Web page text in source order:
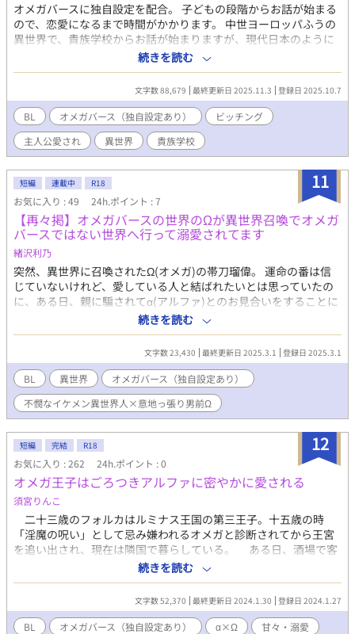
オメガバースに独自設定を配合。 子どもの段階からお話が始まる
ので、恋愛になるまで時間がかかります。 中世ヨーロッパふうの
異世界で、貴族学校からお話が始まりますが、現代日本のように
春に入学式があります。入学式の様子も、現代日本ふうです。左
に来賓、右に教員、生徒の後ろに父兄、的な。 あーる１８は保険
です。前半は恋愛っぽい要素まったくありませんし、あっても後
半、ちょっとだけです。 この作品の無断転載、無断使用、自作発
言を禁じます。フリー素材ではありません。
続きを読む
文字数 88,679 最終更新日 2025.11.3 登録日 2025.10.7
BL オメガバース（独自設定あり）
ビッチング
主人公愛され
異世界 貴族学校
11
短編 連載中 R18
お気に入り : 49 24h.ポイント : 7
【再々掲】オメガバースの世界のΩが異世界召喚でオメガ
バースではない世界へ行って溺愛されてます
緒沢利乃
突然、異世界に召喚されたΩ(オメガ)の帯刀瑠偉。 運命の番は信
じていないけれど、愛している人と結ばれたいとは思っていたの
に、ある日、親に騙されてα(アルファ)とのお見合いをすることに
なってしまう。 独身の俺を心配しているのはわかるけど、騙され
たことに腹を立てた俺は、無理矢理のお見合いに反発してホテル
の二階からダーイブ！ そして、神子召喚として異世界へこんにち
は。 ここは女性が極端に少ない世界。妊娠できる女性が貴ばれる
世界。 およそ百年に一人、鷹の痣を体に持つ選ばれた男を聖痕者
とし、その者が世界の中心の聖地にて祈ると伴侶が現れるという
神子召喚。そのチャンスは一年に一度、生涯で四回のみ。 今代の
聖痕者は西国の王太子、最後のチャンス四回目の祈りで見事召喚
に成功したのだが……俺？ 「……今代の神子は……男性です」 神
子召喚された神子は聖痕者の伴侶になり、聖痕者の住む国を繁栄
に導くと言われているが……。 でも、俺、男……。 Ωなので妊娠
できるんだけどなー、と思ったけど黙っておこう。 望んで来た世
界じゃないのに、聖痕者の異母弟はムカつくし、聖痕者の元婚約
者は意地悪だし、そんでもって聖痕者は溺愛してくるって、なん
なんだーっ。 αとのお見合いが嫌で逃げた異世界で、なんだが不
憫なイケメンに絆されて愛し合ってしまうかも？ 以前、別名義で
掲載した作品の再掲載となります。 その後、メールアドレスの変
更に失敗したため、同名同作にて再々掲しております。
続きを読む
文字数 23,430 最終更新日 2025.3.1 登録日 2025.3.1
BL 異世界
オメガバース（独自設定あり）
不憫なイケメン異世界人×意地っ張り男前Ω
12
短編 完結 R18
お気に入り : 262 24h.ポイント : 0
オメガ王子はごろつきアルファに密やかに愛される
須宮りんこ
二十三歳のフォルカはルミナス王国の第三王子。十五歳の時
「淫魔の呪い」として忌み嫌われるオメガと診断されてから王宮
を追い出され、現在は隣国で暮らしている。 ある日、酒場で客
に絡まれているとガイというアルファの男が助けてくれる。冗談
か本気かわからないことばかり言う男の前でヒートになり、フォ
ルカは男とセックスしてしまう。はじめは反発していたが、次第
に優しいガイに惹かれていくが――。 ※この作品はエブリスタと
ムーンライトノベルズにも掲載しています。
続きを読む
文字数 52,370 最終更新日 2024.1.30 登録日 2024.1.27
BL オメガバース（独自設定あり） α×Ω
甘々・溺愛